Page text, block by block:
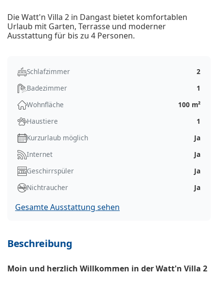
Die Watt'n Villa 2 in Dangast bietet komfortablen
Urlaub mit Garten, Terrasse und moderner
Ausstattung für bis zu 4 Personen.
Schlafzimmer
2
Badezimmer
1
Wohnfläche
100 m²
Haustiere
1
Kurzurlaub möglich
Ja
Internet
Ja
Geschirrspüler
Ja
Nichtraucher
Ja
Gesamte Ausstattung sehen
Beschreibung
Moin und herzlich Willkommen in der Watt'n Villa 2